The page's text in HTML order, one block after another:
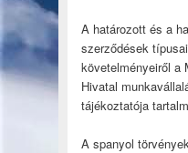
A határozott és a
szerződések
követelményeiről a
Hivatal
tájékoztatója
A spanyol